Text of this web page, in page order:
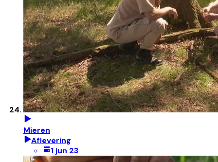
Mieren
Aflevering
1 jun 23